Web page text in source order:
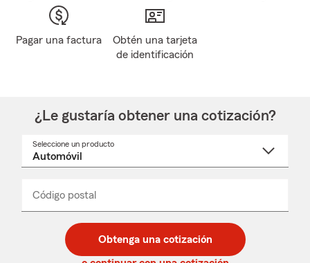
Pagar una factura
Obtén una tarjeta
de identificación
¿Le gustaría obtener una cotización?
Seleccione un producto
desplegable
Código postal
de
5
de
5
_____
Obtenga una cotización